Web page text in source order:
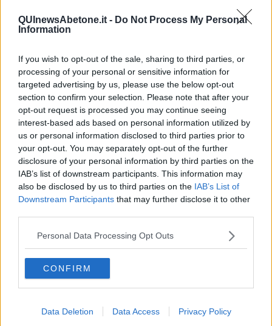
QUInewsAbetone.it - Do Not Process My Personal
Information
If you wish to opt-out of the sale, sharing to third parties, or
processing of your personal or sensitive information for
targeted advertising by us, please use the below opt-out
section to confirm your selection. Please note that after your
opt-out request is processed you may continue seeing
interest-based ads based on personal information utilized by
us or personal information disclosed to third parties prior to
your opt-out. You may separately opt-out of the further
disclosure of your personal information by third parties on the
IAB’s list of downstream participants. This information may
also be disclosed by us to third parties on the IAB’s List of
Downstream Participants that may further disclose it to other
Personal Data Processing Opt Outs
CONFIRM
Data Deletion Data Access Privacy Policy
Le parole
​L’Australiana
Vita & morte
Auguri
Moro
Passanti
Continuando, la nonna e il carretto
Metaverso smart
Fiamme
Anzi
Confessioni autoreferenziali
Utopie
Estate
Il lago
Il diluvio
Dal balcone
Insomnia
Il guardiano
Lo sgombero
Pensieri brevi